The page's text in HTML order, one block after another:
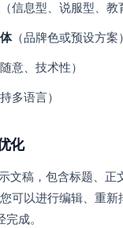
（信息型、说服型、教
（品牌色或预设方案）
意、技术性）
多语言）
化
文稿，包含标题、正
可以进行编辑、重
成。